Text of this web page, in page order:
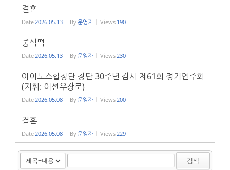
결혼
Date2026.05.13 By운영자 Views 190
중식떡
Date2026.05.13 By운영자 Views230
아이노스합창단 창단 30주년 감사 제61회 정기연주회
(지휘: 이선우장로)
Date2026.05.08 By운영자 Views200
결혼
Date2026.05.08 By운영자 Views229
검색